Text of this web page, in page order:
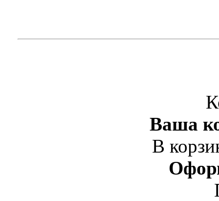
Ваша
В